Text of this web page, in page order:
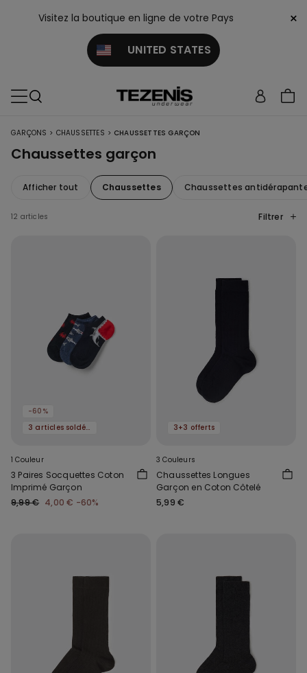
Visitez la boutique en ligne de votre Pays
UNITED STATES
×
GARÇONS > CHAUSSETTES > CHAUSSETTES GARÇON
Chaussettes garçon
Afficher tout Chaussettes Chaussettes
12 articles Filtrer
-60%
3 articles soldés, -70 %
1 Couleur
3 Paires Socquettes Coton
Imprimé Garçon
9,99 € 4,00 € -60%
3+3 offerts
3 Couleurs
Chaussettes Longues
Garçon en Coton Côtelé
5,99 €